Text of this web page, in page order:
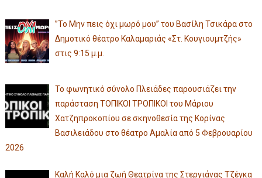
”Το Μην πεις όχι μωρό μου” του Βασίλη Τσικάρα στο
Δημοτικό θέατρο Καλαμαριάς «Στ. Κουγιουμτζής»
στις 9:15 μ.μ.
Το φωνητικό σύνολο Πλειάδες παρουσιάζει την
παράσταση ΤΟΠΙΚΟΙ ΤΡΟΠΙΚΟΙ του Μάριου
Χατζηπροκοπίου σε σκηνοθεσία της Κορίνας
Βασιλειάδου στο θέατρο Αμαλία από 5 Φεβρουαρίου
2026
Καλή Καλό μια ζωή Θεατρίνα της Στεργιάνας Τζέγκα